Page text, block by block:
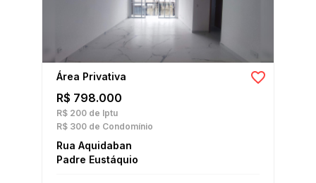
Área Privativa
R$ 798.000
R$ 200 de Iptu
R$ 300 de Condomínio
Rua Aquidaban
Padre Eustáquio